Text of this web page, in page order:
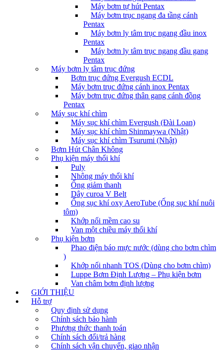
Máy bơm tự hút Pentax
Máy bơm trục ngang đa tầng cánh
Pentax
Máy bơm ly tâm trục ngang đầu inox
Pentax
Máy bơm ly tâm trục ngang đầu gang
Pentax
Máy bơm ly tâm trục đứng
Bơm trục đứng Evergush ECDL
Máy bơm trục đứng cánh inox Pentax
Máy bơm trục đứng thân gang cánh đồng
Pentax
Máy sục khí chìm
Máy sục khí chìm Evergush (Đài Loan)
Máy sục khí chìm Shinmaywa (Nhật)
Máy sục khí chìm Tsurumi (Nhật)
Bơm Hút Chân Không
Phụ kiện máy thổi khí
Puly
Nhông máy thổi khí
Ống giảm thanh
Dây curoa V Belt
Ống sục khí oxy AeroTube (Ống sục khí nuôi
tôm)
Khớp nối mềm cao su
Van một chiều máy thổi khí
Phụ kiện bơm
Phao điện báo mực nước (dùng cho bơm chìm
)
Khớp nối nhanh TOS (Dùng cho bơm chìm)
Luppe Bơm Định Lượng – Phụ kiện bơm
Van châm bơm định lượng
GIỚI THIỆU
Hỗ trợ
Quy định sử dụng
Chính sách bảo hành
Phương thức thanh toán
Chính sách đổi/trả hàng
Chính sách vận chuyển, giao nhận